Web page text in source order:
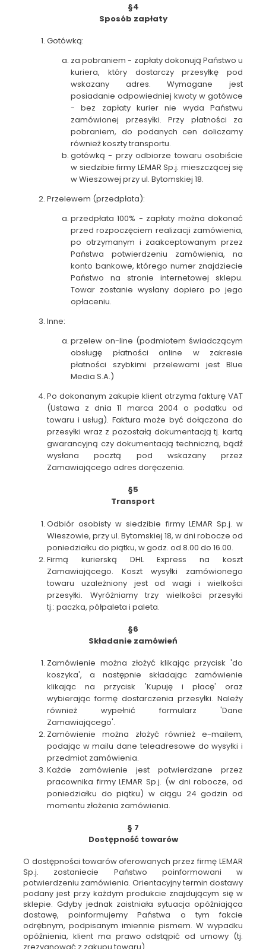
§4
Sposób zapłaty
Gotówką:
za pobraniem - zapłaty dokonują Państwo u
kuriera, który dostarczy przesyłkę pod
wskazany adres. Wymagane jest
posiadanie odpowiedniej kwoty w gotówce
- bez zapłaty kurier nie wyda Państwu
zamówionej przesyłki. Przy płatności za
pobraniem, do podanych cen doliczamy
również koszty transportu.
gotówką - przy odbiorze towaru osobiście
w siedzibie firmy LEMAR Sp.j. mieszczącej się
w Wieszowej przy ul. Bytomskiej 18.
Przelewem (przedpłata):
przedpłata 100% - zapłaty można dokonać
przed rozpoczęciem realizacji zamówienia,
po otrzymanym i zaakceptowanym przez
Państwa potwierdzeniu zamówienia, na
konto bankowe, którego numer znajdziecie
Państwo na stronie internetowej sklepu.
Towar zostanie wysłany dopiero po jego
opłaceniu.
Inne:
przelew on-line (podmiotem świadczącym
obsługę płatności online w zakresie
płatności szybkimi przelewami jest Blue
Media S.A.)
Po dokonanym zakupie klient otrzyma fakturę VAT
(Ustawa z dnia 11 marca 2004 o podatku od
towaru i usług). Faktura może być dołączona do
przesyłki wraz z pozostałą dokumentacją tj. kartą
gwarancyjną czy dokumentacją techniczną, bądź
wysłana pocztą pod wskazany przez
Zamawiającego adres doręczenia.
§5
Transport
Odbiór osobisty w siedzibie firmy LEMAR Sp.j. w
Wieszowie, przy ul. Bytomskiej 18, w dni robocze od
poniedziałku do piątku, w godz. od 8.00 do 16.00.
Firmą kurierską DHL Express na koszt
Zamawiającego. Koszt wysyłki zamówionego
towaru uzależniony jest od wagi i wielkości
przesyłki. Wyróżniamy trzy wielkości przesyłki
tj.: paczka, półpaleta i paleta.
§6
Składanie zamówień
Zamówienie można złożyć klikając przycisk 'do
koszyka', a następnie składając zamówienie
klikając na przycisk 'Kupuję i płacę' oraz
wybierając formę dostarczenia przesyłki. Należy
również wypełnić formularz 'Dane
Zamawiającego'.
Zamówienie można złożyć również e-mailem,
podając w mailu dane teleadresowe do wysyłki i
przedmiot zamówienia.
Każde zamówienie jest potwierdzane przez
pracownika firmy LEMAR Sp.j. (w dni robocze, od
poniedziałku do piątku) w ciągu 24 godzin od
momentu złożenia zamówienia.
§ 7
Dostępność towarów
O dostępności towarów oferowanych przez firmę LEMAR
Sp.j. zostaniecie Państwo poinformowani w
potwierdzeniu zamówienia. Orientacyjny termin dostawy
podany jest przy każdym produkcie znajdującym się w
sklepie. Gdyby jednak zaistniała sytuacja opóźniająca
dostawę, poinformujemy Państwa o tym fakcie
odrębnym, podpisanym imiennie pismem. W wypadku
opóźnienia, klient ma prawo odstąpić od umowy (tj.
zrezygnować z zakupu towaru).